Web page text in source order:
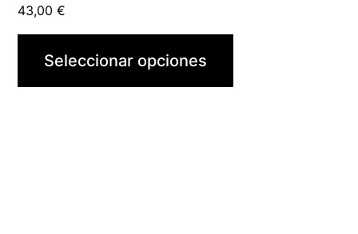
43,00€
Seleccionar opciones